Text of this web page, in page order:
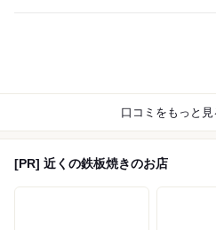
口コミをもっと見
[PR] 近くの鉄板焼きのお店